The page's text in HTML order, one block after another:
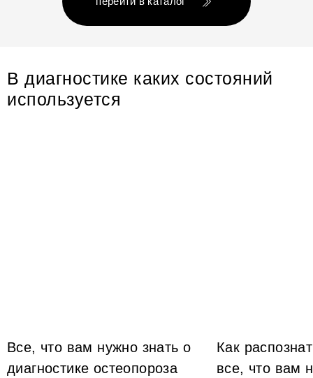
В диагностике каких состояний
используется
Все, что вам нужно знать о
диагностике остеопороза
Как
все, что вам